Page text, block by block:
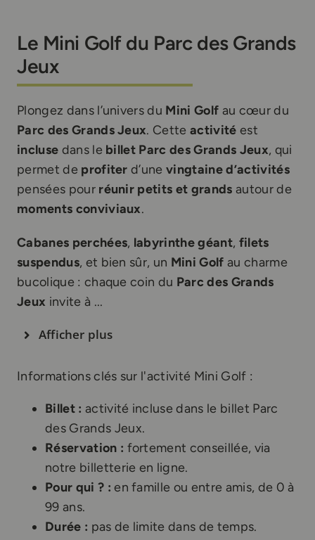
Le Mini Golf du Parc des Grands
Jeux
Plongez dans l’univers du Mini Golf au cœur du
Parc des Grands Jeux. Cetteactivité est
incluse dans le billet Parc des Grands Jeux, qui
permet de profiter d’unevingtaine d’activités
pensées pour réunir petits et grands autour de
moments conviviaux.
Cabanes perchées, labyrinthe géant, filets
suspendus, et bien sûr, un Mini Golf au charme
bucolique : chaque coin du Parc des Grands
Jeux invite à ...
Afficher plus
Informations clés sur l'activité Mini Golf :
Billet : activité incluse dans le billet Parc
des Grands Jeux.
Réservation : fortement conseillée, via
notre billetterie en ligne.
Pour qui ? : en famille ou entre amis, de 0 à
99 ans.
Durée : pas de limite dans de temps.